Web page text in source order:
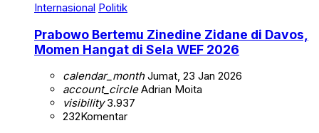
Internasional Politik
Prabowo Bertemu Zinedine Zidane di Davos,
Momen Hangat di Sela WEF 2026
calendar_monthJumat, 23 Jan 2026
account_circleAdrian Moita
visibility3.937
232Komentar